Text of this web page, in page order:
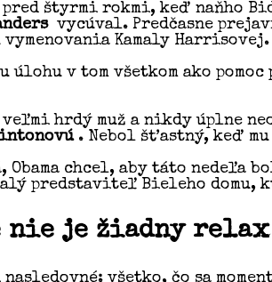
pred štyrmi rokmi, keď
vycúval. Predčasne
Kamaly Harrisovej.
úlohu v tom všetkom ako
hrdý muž a nikdy úplne
. Nebol šťastný, keď mu
Obama chcel, aby táto
predstaviteľ Bieleho domu,
nie je žiadny relax
všetko, čo sa